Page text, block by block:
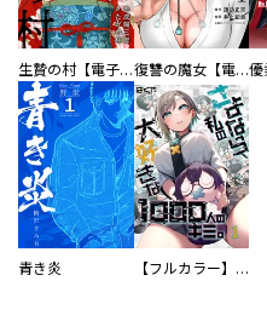
生贄の村【電子単行本版】 復讐の魔女【電子単行本版】
青き炎 【フルカラー】さよなら、私の大好きな１０００人のキミ。